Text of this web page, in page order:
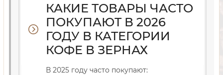
КАКИЕ ТОВАРЫ ЧАСТО
ПОКУПАЮТ В 2026
ГОДУ В КАТЕГОРИИ
КОФЕ В ЗЕРНАХ
В 2025 году часто покупают: